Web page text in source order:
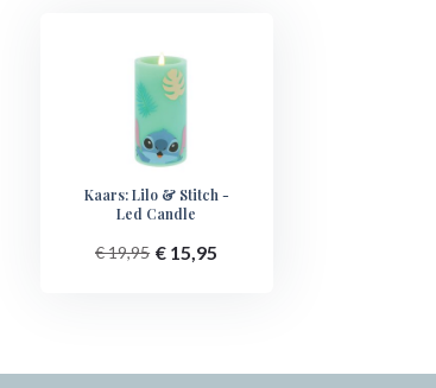
Kaars: Lilo & Stitch -
Led Candle
€ 19,95 € 15,95